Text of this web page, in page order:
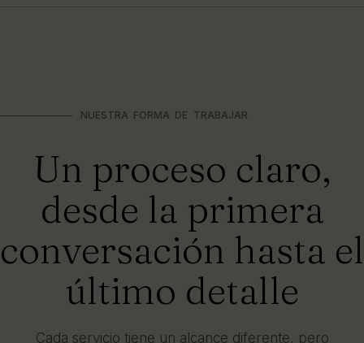
NUESTRA FORMA DE TRABAJAR
Un proceso claro,
desde la primera
conversación hasta el
último detalle
Cada servicio tiene un alcance diferente, pero